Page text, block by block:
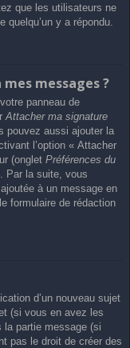
que les utilisateurs ne
y a répondu.
messages ?
panneau de
Attacher ma signature
pouvez aussi ajouter la
l’option « Attacher
(onglet Préférences du
Par la suite, vous
à un message en
formulaire de rédaction
d’un nouveau sujet
(si vous en avez les
la partie message (si
pas le droit de créer des